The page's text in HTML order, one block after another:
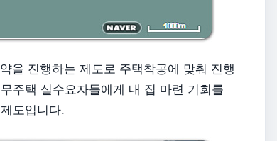
을 진행하는 제도로 주택착공에 맞춰 진행
주택 실수요자들에게 내 집 마련 기회를
도입니다.